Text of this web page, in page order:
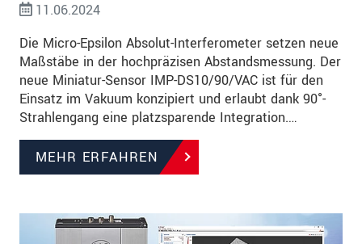
11.06.2024
Die Micro-Epsilon Absolut-Interferometer setzen neue
Maßstäbe in der hochpräzisen Abstandsmessung. Der
neue Miniatur-Sensor IMP-DS10/90/VAC ist für den
Einsatz im Vakuum konzipiert und erlaubt dank 90°-
Strahlengang eine platzsparende Integration.…
MEHR ERFAHREN